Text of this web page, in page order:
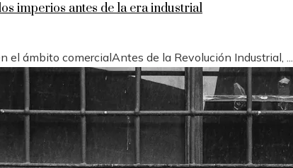
imperios antes de la era industrial
el ámbito comercialAntes de la Revolución Industrial, ...